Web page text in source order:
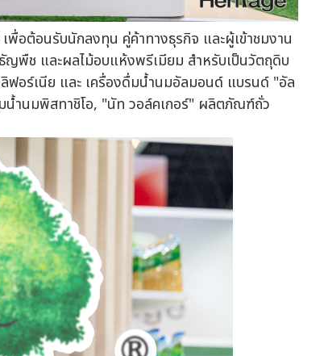
อต้อนรับนักลงทุน คู่ค้าทางธุรกิจ และผู้เข้าชมงาน
ญพืช และผลไม้อบแห้งพรีเมียม สำหรับเป็นวัตถุดิบ
อร์เนีย และ เครื่องดื่มน้ำนมอัลมอนด์ แบรนด์ "อัล
ำนมพิสทาชิโอ, "นัท วอล์คเกอร์" ผลิตภัณฑ์ถั่ว